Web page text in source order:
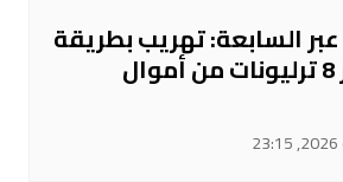
السابعة: تهريب بطريقة
“الشلع” يهدر 8 ترليونات من أموال